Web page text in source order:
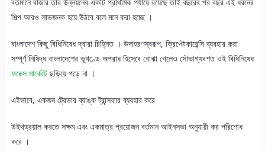
শিল্প আরও লাভজনক হয়ে উঠবে বলে মনে করা হচ্ছে ।
বাংলাদেশ কিছু বিধিনিষেধ দ্বারা চিহ্নিত । উদাহরণস্বরূপ, ক্রিপ্টোকারেন্সি ব্যবহার করা
সম্পূর্ণ নিষিদ্ধ বাংলাদেশের ভূখণ্ডে অপরাধ হিসেবে বোঝা গেলেও সৌভাগ্যবশত ওই বিধিনিষেধ
ফরেক্স মার্কেটে ছড়িয়ে পড়ে না ।
এইভাবে, একজন ট্রেডার ব্যাঙ্ক ট্রান্সফার ব্যবহার করে
উইথড্রয়াল করতে সক্ষম এবং একমাত্র প্রয়োজন বর্তমান আইনসভা অনুযায়ী কর পরিশোধ
করে ।